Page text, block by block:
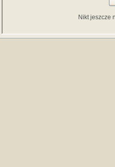
Nikt jeszcze